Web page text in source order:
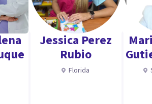
Jessica Perez
Rubio
Florida